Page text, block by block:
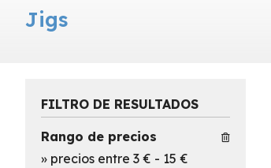
Jigs
FILTRO DE RESULTADOS
Rango de precios
» precios entre 3 € - 15 €